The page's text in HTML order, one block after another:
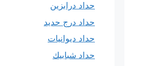
حداد درابزين
حداد درج حديد
حداد ديوانيات
حداد شبابيك